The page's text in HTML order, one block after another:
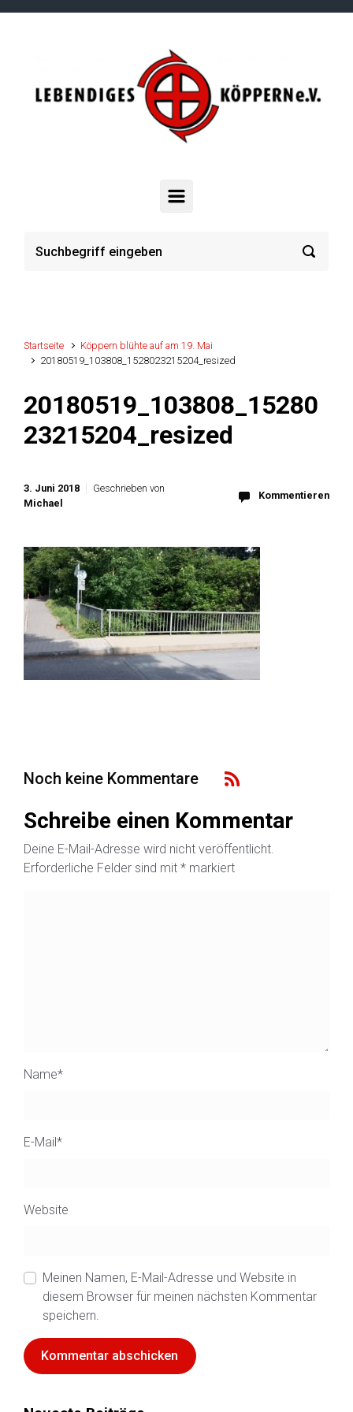
Zum Hauptinhalt springen
Startseite
Köppern blühte auf am 19. Mai
20180519_103808_1528023215204_resized
20180519_103808_15280
23215204_resized
3. Juni 2018
Geschrieben von
Michael
Kommentieren
Noch keine Kommentare
Schreibe einen Kommentar
Deine E-Mail-Adresse wird nicht veröffentlicht.
Erforderliche Felder sind mit * markiert
Name*
E-Mail*
Website
Meinen Namen, E-Mail-Adresse und Website in
diesem Browser für meinen nächsten Kommentar
speichern.